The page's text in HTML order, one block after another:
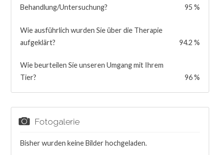
Behandlung/Untersuchung?
95 %
Wie ausführlich wurden Sie über die Therapie
aufgeklärt?
94.2 %
Wie beurteilen Sie unseren Umgang mit Ihrem
Tier?
96 %
Fotogalerie
Bisher wurden keine Bilder hochgeladen.